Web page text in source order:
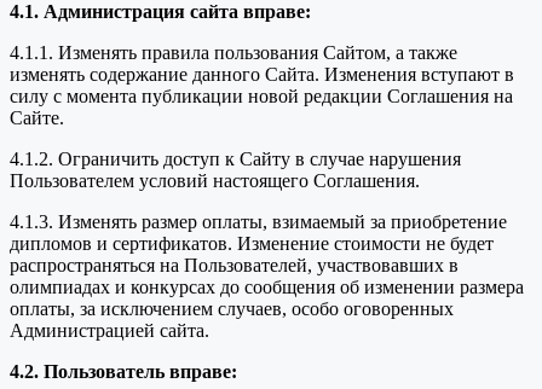
4.1. Администрация сайта вправе:
4.1.1. Изменять правила пользования Сайтом, а также
изменять содержание данного Сайта. Изменения вступают в
силу с момента публикации новой редакции Соглашения на
Сайте.
4.1.2. Ограничить доступ к Сайту в случае нарушения
Пользователем условий настоящего Соглашения.
4.1.3. Изменять размер оплаты, взимаемый за приобретение
дипломов и сертификатов. Изменение стоимости не будет
распространяться на Пользователей, участвовавших в
олимпиадах и конкурсах до сообщения об изменении размера
оплаты, за исключением случаев, особо оговоренных
Администрацией сайта.
4.2. Пользователь вправе: